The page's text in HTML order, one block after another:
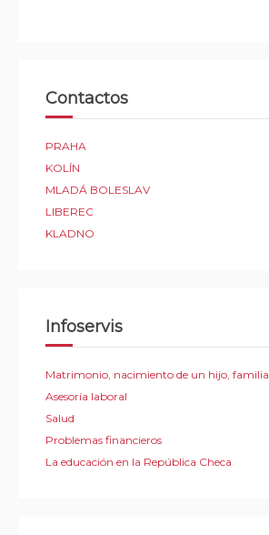
Contactos
PRAHA
KOLÍN
MLADÁ BOLESLAV
LIBEREC
KLADNO
Infoservis
Matrimonio, nacimiento de un hijo, familia
Asesoría laboral
Salud
Problemas financieros
La educación en la República Checa